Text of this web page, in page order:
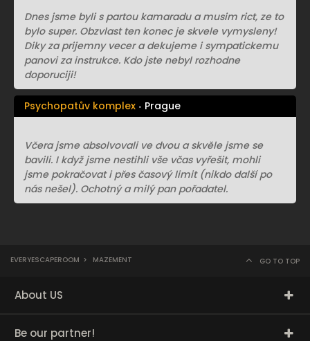
Dnes jsme byli s partou kamaradu a musim rict, ze to
bylo super. Obzvlast ten konec je skvele vymysleny!
Diky za prijemny vecer a dekujeme i sympatickemu
panovi za instrukce. Kdo jste nebyl rozhodne
doporuciji!
Psychopatův komplex Prague
Včera jsme absolvovali ve dvou a skvěle jsme se
bavili. I když jsme nestihli vše včas vyřešit, mohli
jsme pokračovat i přes časový limit (nikdo další po
nás nešel). Ochotný a milý pan pořadatel.
EVERYESCAPEROOM > MAZEMENT GO TO TOP
About US
Be our partner!